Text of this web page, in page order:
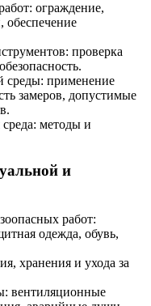
ограждение,
обеспечение
проверка
среды: применение
замеров, допустимые
среда: методы и
и
работ:
одежда, обувь,
хранения и ухода за
вентиляционные